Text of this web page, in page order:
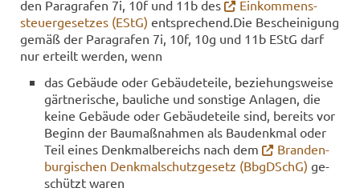
den Pa­ra­gra­fen 7i, 10f und 11b des
Ein­kom­mens­
steu­er­ge­set­zes (EStG) ent­spre­chend.Die Be­schei­ni­gung
gemäß der Pa­ra­gra­fen 7i, 10f, 10g und 11b EStG darf
nur er­teilt wer­den, wenn
das Ge­bäu­de oder Ge­bäu­de­tei­le, be­zie­hungs­wei­se
gärt­ne­ri­sche, bau­li­che und sons­ti­ge An­la­gen, die
keine Ge­bäu­de oder Ge­bäu­de­tei­le sind, be­reits vor
Be­ginn der Bau­maß­nah­men als Bau­denk­mal oder
Teil eines Denk­mal­be­reichs nach dem
Bran­den­
bur­gi­schen Denk­mal­schutz­ge­setz (Bb­gDSchG) ge­
schützt waren